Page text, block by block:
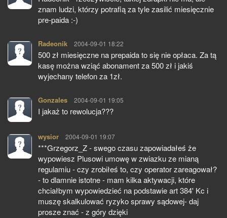
znam ludzi, którzy potrafią za tyle zasilić miesięcznie
pre-paida :-)
Radeonik pisze:
2004-09-01 18:22
500 zł miesięczne na prepaida to się nie opłaca. Za tą
kasę można wziąć abonament za 500 zł i jakiś
wyjechany telefon za 1zł.
Gonzales pisze:
2004-09-01 19:05
I jakaż to rewolucja???
wysior pisze:
2004-09-01 19:07
***Grzegorz_Z - swego czasu zapowiadałeś że
wypowiesz Plusowi umowę w zwiazku ze mianą
regulamiu - czy zrobiłeś to, czy operator zareagował?
- to dlamnie istotne - mam kilka aktywacji, które
chciałbym wypowiedzieć na podstawie art 384' Kc i
muszę skalkulować ryzyko sprawy sądowej- daj
prosze znać - z góry dzięki